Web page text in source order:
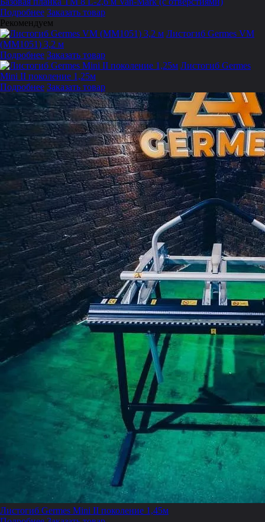
Подробнее Заказать товар
Рекомендуем
Листогиб Germes VM
(MM1051) 3,2 м
Подробнее Заказать товар
Листогиб Germes
Mini II поколение 1,25м
Подробнее Заказать товар
Листогиб Germes Mini II поколение 1,45м